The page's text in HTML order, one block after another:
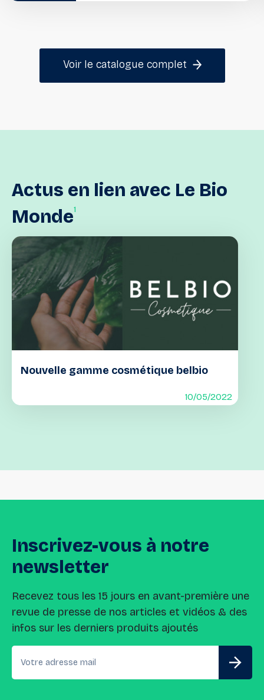
Voir le catalogue complet
Actus en lien avec Le Bio
Monde1
Nouvelle gamme cosmétique belbio
10/05/2022
Inscrivez-vous à notre
newsletter
Recevez tous les 15 jours en avant-première une
revue de presse de nos articles et vidéos & des
infos sur les derniers produits ajoutés